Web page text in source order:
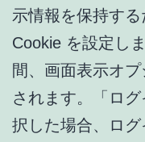
示情報を保持す
Cookie を設定し
間、画面表示オ
されます。「ロ
択した場合、ロ